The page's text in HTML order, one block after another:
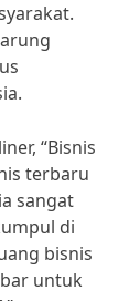
“Bisnis
terbaru
sangat
di
bisnis
untuk